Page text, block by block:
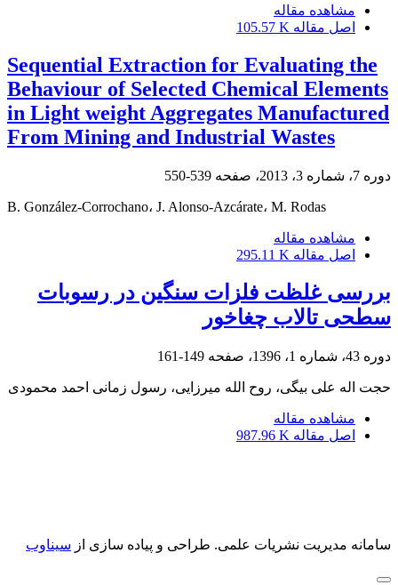
مشاهده مقاله
اصل مقاله 105.57 K
Sequential Extraction for Evaluating the
Behaviour of Selected Chemical Elements
in Light weight Aggregates Manufactured
From Mining and Industrial Wastes
دوره 7، شماره 3، 2013، صفحه 539-550
B. González-Corrochano، J. Alonso-Azcárate، M. Rodas
مشاهده مقاله
اصل مقاله 295.11 K
بررسی غلظت فلزات سنگین در رسوبات
سطحی تالاب چغاخور
دوره 43، شماره 1، 1396، صفحه 149-161
حجت اله علی بیگی، روح الله میرزایی، رسول زمانی احمد محمودی
مشاهده مقاله
اصل مقاله 987.96 K
سامانه مدیریت نشریات علمی. طراحی و پیاده سازی از سیناوب